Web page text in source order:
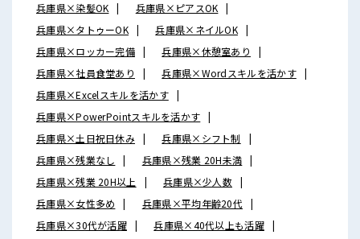
兵庫県×染髪OK
兵庫県×ピアスOK
兵庫県×タトゥーOK
兵庫県×ネイルOK
兵庫県×ロッカー完備
兵庫県×休憩室あり
兵庫県×社員食堂あり
兵庫県×Wordスキルを活かす
兵庫県×Excelスキルを活かす
兵庫県×PowerPointスキルを活かす
兵庫県×土日祝日休み
兵庫県×シフト制
兵庫県×残業なし
兵庫県×残業 20H未満
兵庫県×残業 20H以上
兵庫県×少人数
兵庫県×女性多め
兵庫県×平均年齢20代
兵庫県×30代が活躍
兵庫県×40代以上も活躍